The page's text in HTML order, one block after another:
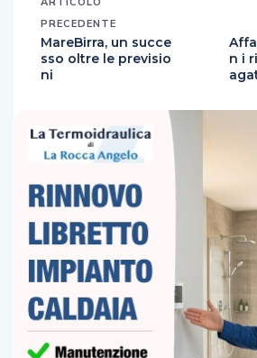
PRECEDENTE
MareBirra, un succe
sso oltre le previsio
ni
n i